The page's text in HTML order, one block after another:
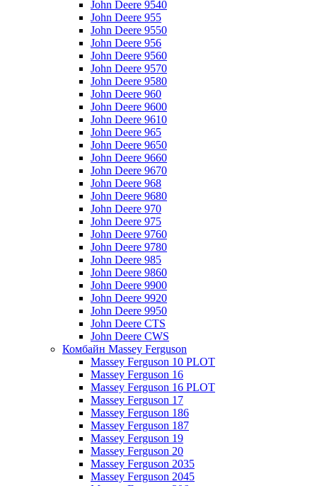
John Deere 9540
John Deere 955
John Deere 9550
John Deere 956
John Deere 9560
John Deere 9570
John Deere 9580
John Deere 960
John Deere 9600
John Deere 9610
John Deere 965
John Deere 9650
John Deere 9660
John Deere 9670
John Deere 968
John Deere 9680
John Deere 970
John Deere 975
John Deere 9760
John Deere 9780
John Deere 985
John Deere 9860
John Deere 9900
John Deere 9920
John Deere 9950
John Deere CTS
John Deere CWS
Комбайн Massey Ferguson
Massey Ferguson 10 PLOT
Massey Ferguson 16
Massey Ferguson 16 PLOT
Massey Ferguson 17
Massey Ferguson 186
Massey Ferguson 187
Massey Ferguson 19
Massey Ferguson 20
Massey Ferguson 2035
Massey Ferguson 2045